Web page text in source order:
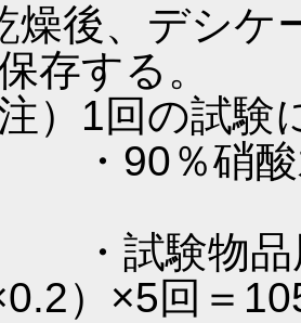
燥後、デシ
存する。
1回の試験
％硝酸水
験物品用
）×5回＝